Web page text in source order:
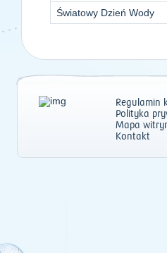
Światowy Dzień Wody
Regulamin
Polityka
Mapa
Kontakt